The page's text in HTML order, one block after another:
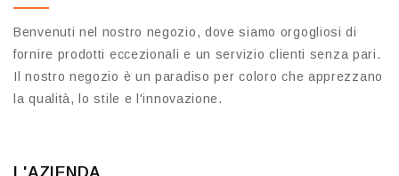
Benvenuti nel nostro negozio, dove siamo orgogliosi di
fornire prodotti eccezionali e un servizio clienti senza pari.
Il nostro negozio è un paradiso per coloro che apprezzano
la qualità, lo stile e l'innovazione.